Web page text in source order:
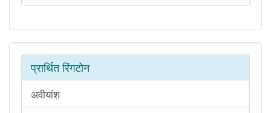
प्रार्थित रिंगटोन
अवीयांश